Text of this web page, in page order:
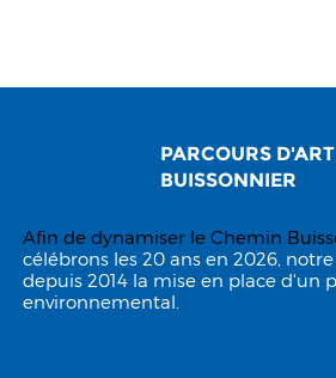
PARCOURS
BUISSONNIER
Afin de dynamiser le Chemin
célébrons les 20 ans en 2026,
depuis 2014 la mise en place d'un
environnemental.